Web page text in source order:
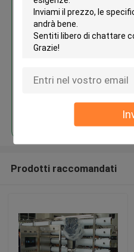
Sistemi
acque
Prodotti raccomandati